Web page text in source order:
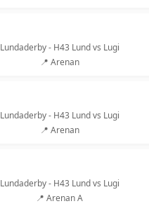
Lundaderby - H43 Lund vs Lugi
📍 Arenan
Lundaderby - H43 Lund vs Lugi
📍 Arenan
Lundaderby - H43 Lund vs Lugi
📍 Arenan A